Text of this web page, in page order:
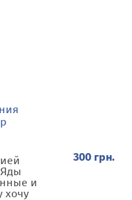
и
хочу
300 грн.